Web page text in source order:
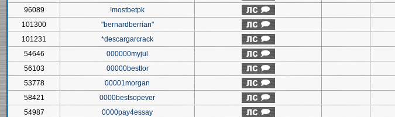
96089
!mostbetpk
101300
"bernardberrian"
101231
*descargarcrack
54646
000000myjul
56103
00000bestlor
53778
00001morgan
58421
0000bestsopever
54987
0000pay4essay